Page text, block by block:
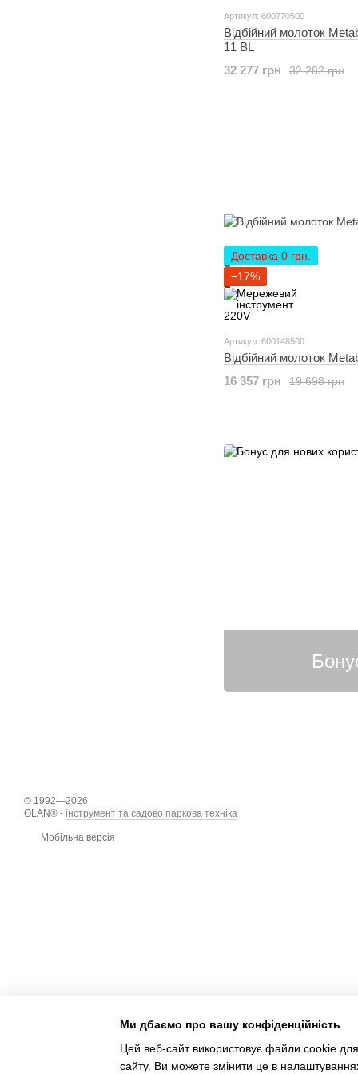
Артикул: 600770500
Відбійний молоток
11 BL
32 282 грн
32 277 грн
Доставка 0 грн.
−17%
Артикул: 600148500
Відбійний молоток
19 698 грн
16 357 грн
© 1992—2026
OLAN® - інструмент та садово паркова техніка
Мобільна версія
Ми дбаємо про вашу конфіденційність
Цей веб-сайт використовує файли cookie
сайту. Ви можете змінити це в